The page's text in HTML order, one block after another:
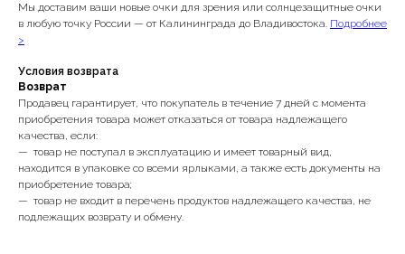
Мы доставим ваши новые очки для зрения или солнцезащитные очки
в любую точку России — от Калининграда до Владивостока. Подробнее
>
Условия возврата
Возврат
Продавец гарантирует, что покупатель в течение 7 дней с момента
приобретения товара может отказаться от товара надлежащего
качества, если:
— товар не поступал в эксплуатацию и имеет товарный вид,
находится в упаковке со всеми ярлыками, а также есть документы на
приобретение товара;
— товар не входит в перечень продуктов надлежащего качества, не
подлежащих возврату и обмену.